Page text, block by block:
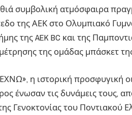
συμβολική ατμόσφαιρα
της ΑΕΚ στο Ολυμπιακό
της AEK BC και της
της ομάδας μπάσκετ
η ιστορική προσφυγική
ένωσαν τις δυνάμεις τους,
Γενοκτονίας του Ποντιακού